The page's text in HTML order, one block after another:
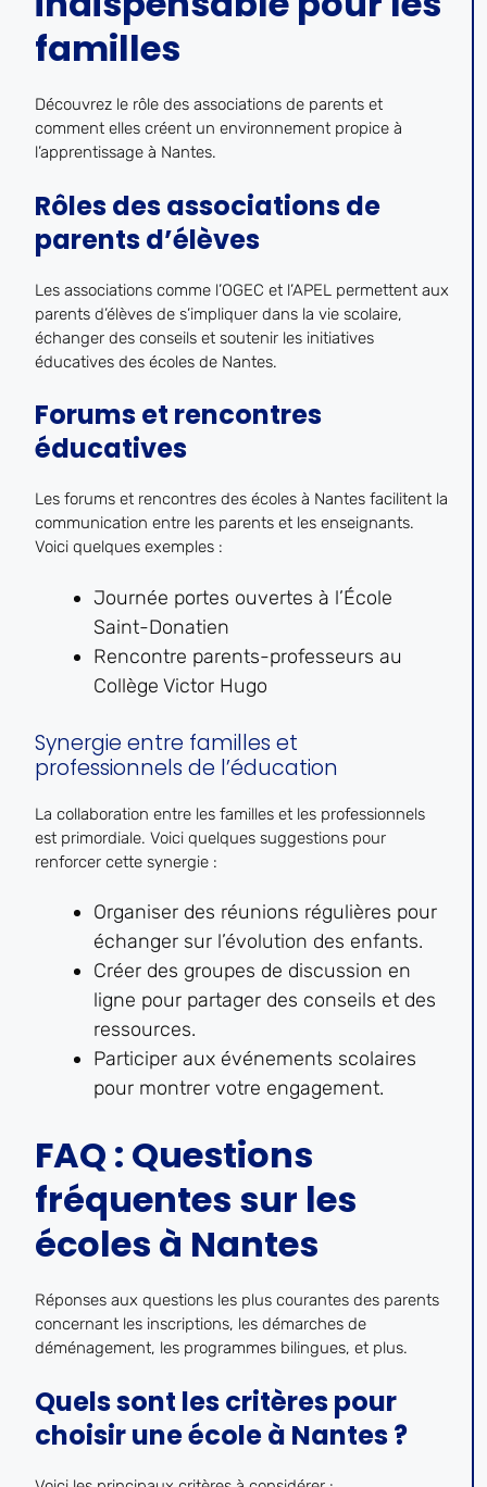
familles
Découvrez le rôle des associations de parents et
comment elles créent un environnement propice à
l’apprentissage à Nantes.
Rôles des associations de
parents d’élèves
Les associations comme l’OGEC et l’APEL permettent aux
parents d’élèves de s’impliquer dans la vie scolaire,
échanger des conseils et soutenir les initiatives
éducatives des écoles de Nantes.
Forums et rencontres
éducatives
Les forums et rencontres des écoles à Nantes facilitent la
communication entre les parents et les enseignants.
Voici quelques exemples :
Journée portes ouvertes à l’École
Saint-Donatien
Rencontre parents-professeurs au
Collège Victor Hugo
Synergie entre familles et
professionnels de l’éducation
La collaboration entre les familles et les professionnels
est primordiale. Voici quelques suggestions pour
renforcer cette synergie :
Organiser des réunions régulières pour
échanger sur l’évolution des enfants.
Créer des groupes de discussion en
ligne pour partager des conseils et des
ressources.
Participer aux événements scolaires
pour montrer votre engagement.
FAQ : Questions
fréquentes sur les
écoles à Nantes
Réponses aux questions les plus courantes des parents
concernant les inscriptions, les démarches de
déménagement, les programmes bilingues, et plus.
Quels sont les critères pour
choisir une école à Nantes ?